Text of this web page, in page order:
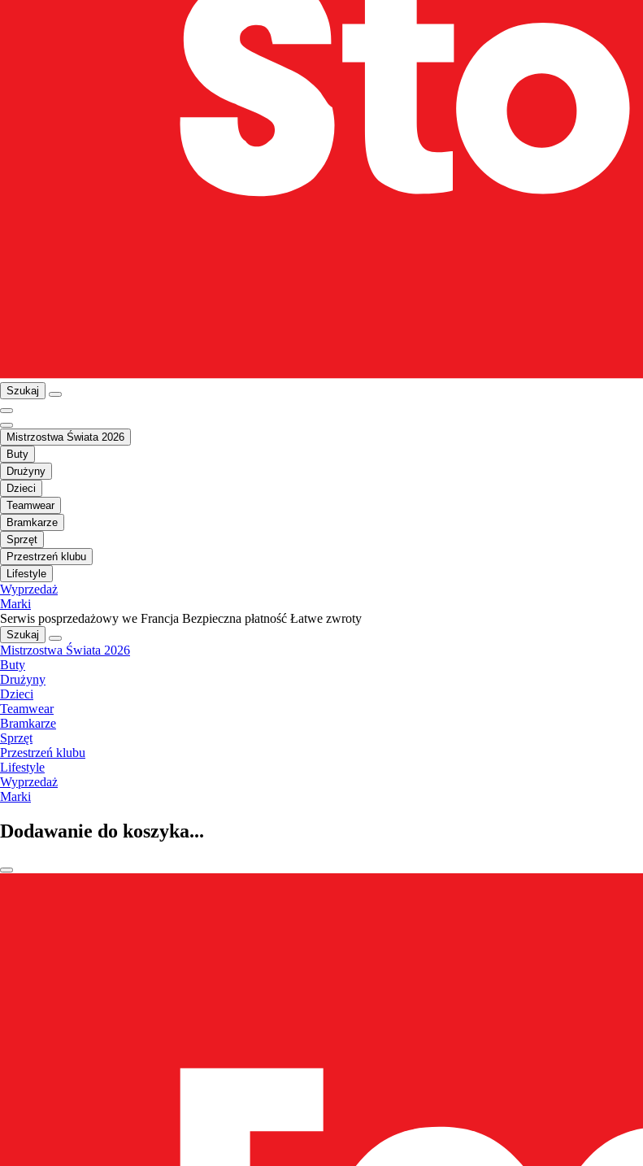
Szukaj
Mistrzostwa Świata 2026
Buty
Drużyny
Dzieci
Teamwear
Bramkarze
Sprzęt
Przestrzeń klubu
Lifestyle
Wyprzedaż
Marki
Serwis posprzedażowy we Francja Bezpieczna płatność Łatwe zwroty
Szukaj
Mistrzostwa Świata 2026
Buty
Drużyny
Dzieci
Teamwear
Bramkarze
Sprzęt
Przestrzeń klubu
Lifestyle
Wyprzedaż
Marki
Dodawanie do koszyka...